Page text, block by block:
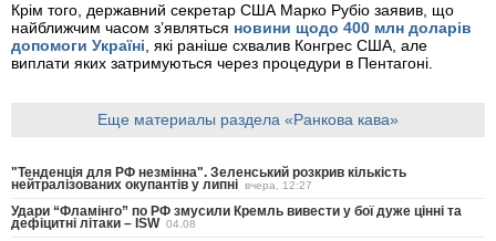
Крім того, державний секретар США Марко Рубіо заявив, що
найближчим часом з’являться новини щодо 400 млн доларів
допомоги Україні, які раніше схвалив Конгрес США, але
виплати яких затримуються через процедури в Пентагоні.
Еще материалы раздела «Ранкова кава»
"Тенденція для РФ незмінна". Зеленський розкрив кількість
нейтралізованих окупантів у липні вчера, 12:27
Удари “Фламінго” по РФ змусили Кремль вивести у бої дуже цінні та
дефіцитні літаки – ISW 04.08